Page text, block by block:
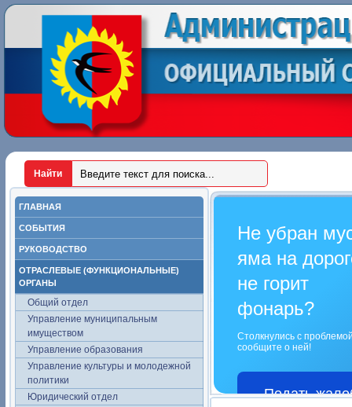
ГЛАВНАЯ
СОБЫТИЯ
РУКОВОДСТВО
ОТРАСЛЕВЫЕ (ФУНКЦИОНАЛЬНЫЕ)
ОРГАНЫ
Общий отдел
Управление муниципальным
имуществом
Управление образования
Управление культуры и молодежной
политики
Юридический отдел
Не убран
яма на
не горит
фонарь?
Столкнулись с
сообщите о ней!
Подать